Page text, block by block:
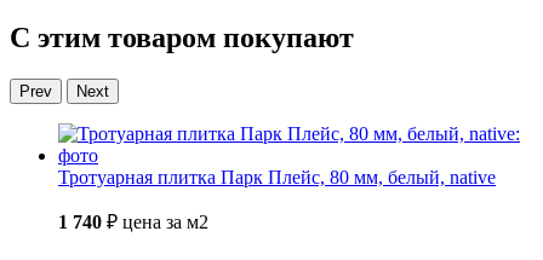
С этим товаром покупают
Prev Next
Тротуарная плитка Парк Плейс, 80 мм, белый, native
1 740 ₽ цена за м2